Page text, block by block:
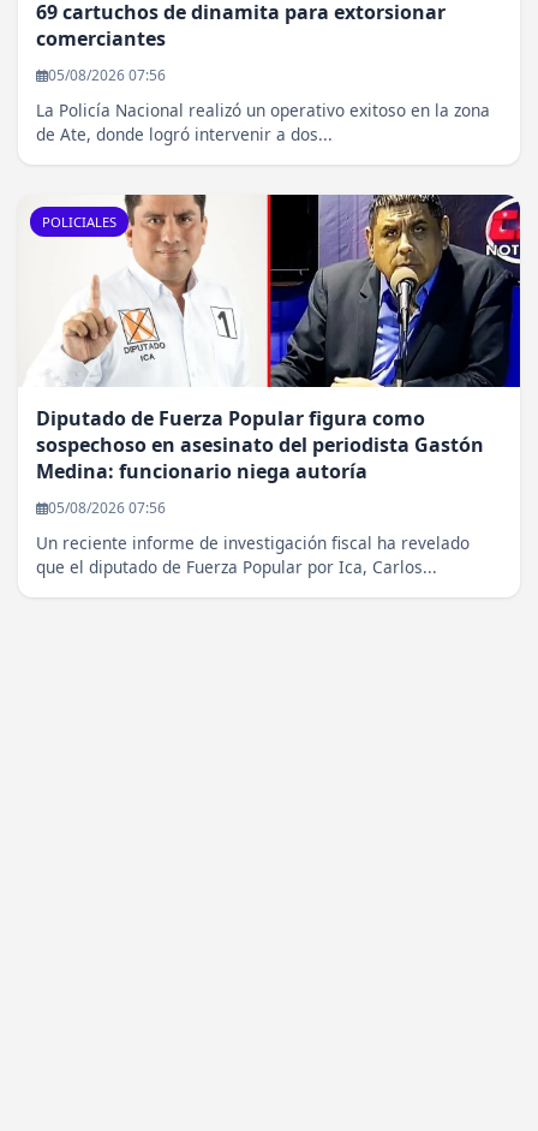
69 cartuchos de dinamita para extorsionar
comerciantes
05/08/2026 07:56
La Policía Nacional realizó un operativo exitoso en la zona
de Ate, donde logró intervenir a dos...
POLICIALES
Diputado de Fuerza Popular figura como
sospechoso en asesinato del periodista Gastón
Medina: funcionario niega autoría
05/08/2026 07:56
Un reciente informe de investigación fiscal ha revelado
que el diputado de Fuerza Popular por Ica, Carlos...